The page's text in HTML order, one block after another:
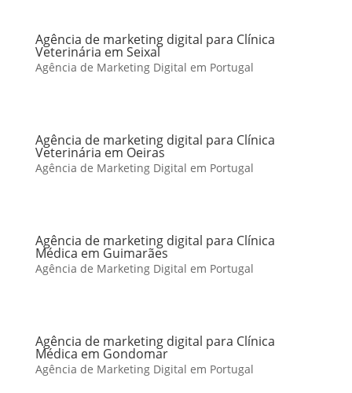
Agência de marketing digital para Clínica
Veterinária em Seixal
Agência de Marketing Digital em Portugal
Agência de marketing digital para Clínica
Veterinária em Oeiras
Agência de Marketing Digital em Portugal
Agência de marketing digital para Clínica
Médica em Guimarães
Agência de Marketing Digital em Portugal
Agência de marketing digital para Clínica
Médica em Gondomar
Agência de Marketing Digital em Portugal